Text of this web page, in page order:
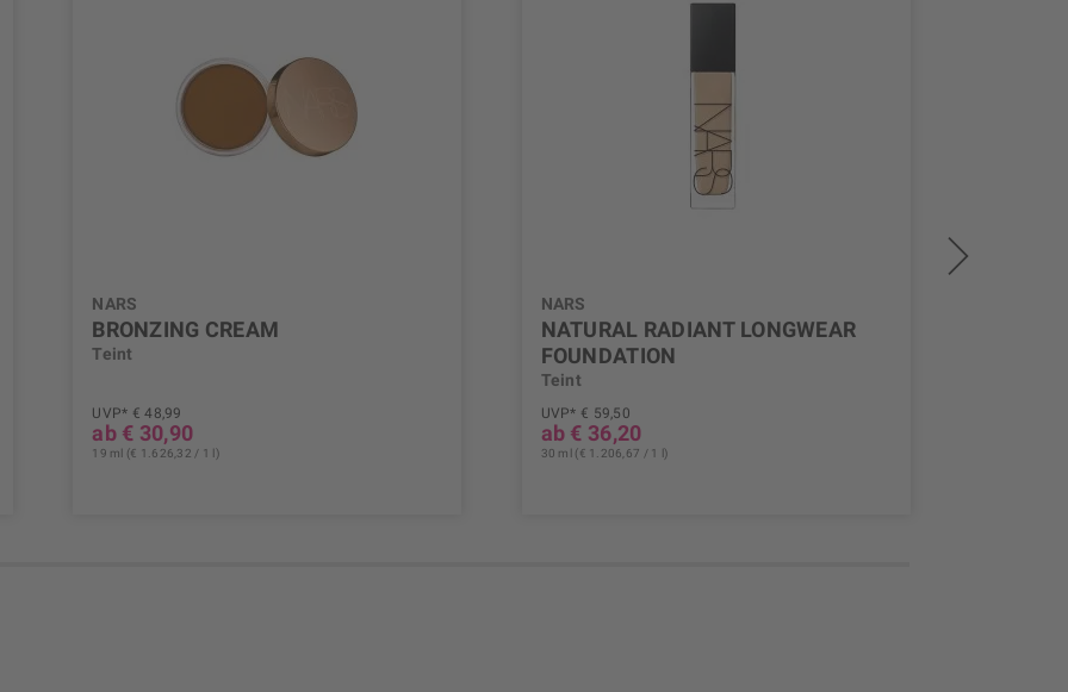
NARS
BRONZING CREAM
Teint
UVP* € 48,99
ab € 30,90
19 ml (€ 1.626,32 / 1 l)
NARS
NATURAL RADIANT LONGWEAR
FOUNDATION
Teint
UVP* € 59,50
ab € 36,20
30 ml (€ 1.206,67 / 1 l)